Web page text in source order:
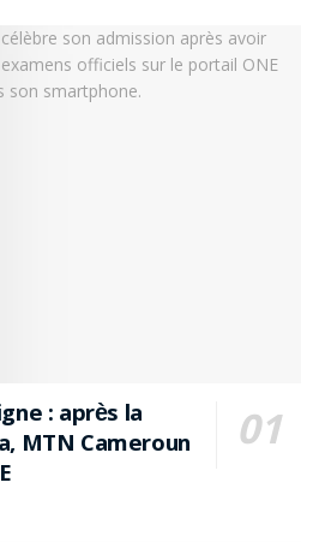
: après la
MTN Cameroun